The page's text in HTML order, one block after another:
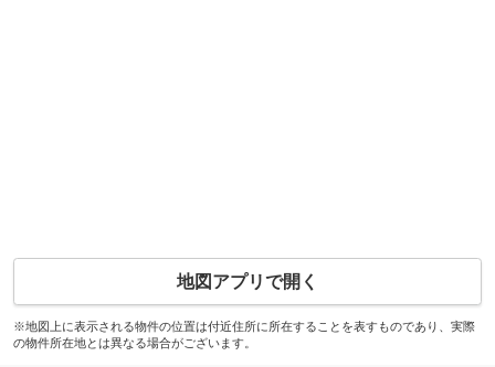
地図アプリで開く
※地図上に表示される物件の位置は付近住所に所在することを表すものであり、実際
の物件所在地とは異なる場合がございます。